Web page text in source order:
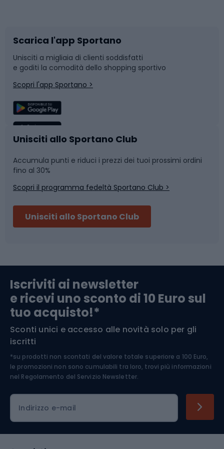
Bushcraft
Corsa
Sport di squadra
Caschi da ciclismo
Skitouring
Abbigliamento da escursionismo
Slitte e slittini
Snowboard
Camminata nordica
Nuoto
Pattinaggio
Componenti per biciclette
Arrampicata
Medicina dello sport
Abbigliamento ciclistico
Scarica l'app Sportano
Unisciti a migliaia di clienti soddisfatti
e goditi la comodità dello shopping sportivo
Scopri l'app Sportano >
Unisciti allo Sportano Club
Accumula punti e riduci i prezzi dei tuoi prossimi ordini
fino al 30%
Scopri il programma fedeltà Sportano Club >
Unisciti allo Sportano Club
Iscriviti ai newsletter
e ricevi uno sconto di 10 Euro sul
tuo acquisto!*
Sconti unici e accesso alle novità solo per gli
iscritti
*su prodotti non scontati del valore totale superiore a 100 Euro,
le promozioni non sono cumulabili tra loro, trovi più informazioni
nel Regolamento del Servizio Newsletter.
Indirizzo e-mail